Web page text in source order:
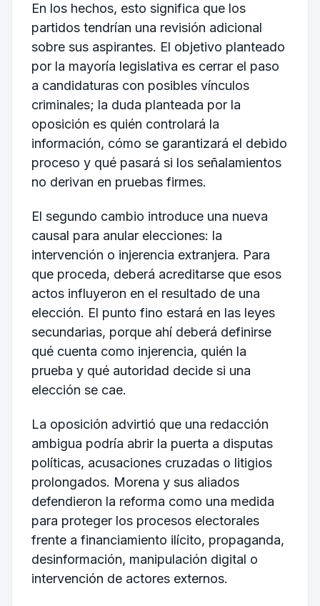
En los hechos, esto significa que los
partidos tendrían una revisión adicional
sobre sus aspirantes. El objetivo planteado
por la mayoría legislativa es cerrar el paso
a candidaturas con posibles vínculos
criminales; la duda planteada por la
oposición es quién controlará la
información, cómo se garantizará el debido
proceso y qué pasará si los señalamientos
no derivan en pruebas firmes.
El segundo cambio introduce una nueva
causal para anular elecciones: la
intervención o injerencia extranjera. Para
que proceda, deberá acreditarse que esos
actos influyeron en el resultado de una
elección. El punto fino estará en las leyes
secundarias, porque ahí deberá definirse
qué cuenta como injerencia, quién la
prueba y qué autoridad decide si una
elección se cae.
La oposición advirtió que una redacción
ambigua podría abrir la puerta a disputas
políticas, acusaciones cruzadas o litigios
prolongados. Morena y sus aliados
defendieron la reforma como una medida
para proteger los procesos electorales
frente a financiamiento ilícito, propaganda,
desinformación, manipulación digital o
intervención de actores externos.